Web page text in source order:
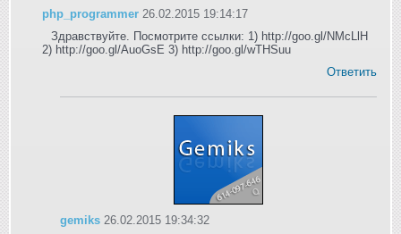
php_programmer 26.02.2015 19:14:17
Здравствуйте. Посмотрите ссылки: 1) http://goo.gl/NMcLlH
2) http://goo.gl/AuoGsE 3) http://goo.gl/wTHSuu
Ответить
gemiks 26.02.2015 19:34:32